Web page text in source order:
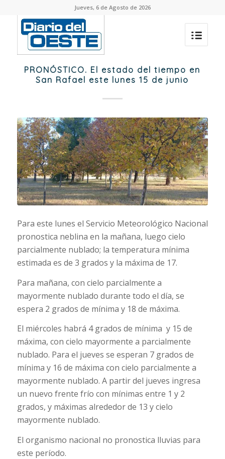
Jueves, 6 de Agosto de 2026
PRONÓSTICO. El estado del tiempo en
San Rafael este lunes 15 de junio
Para este lunes el Servicio Meteorológico Nacional
pronostica neblina en la mañana, luego cielo
parcialmente nublado; la temperatura mínima
estimada es de 3 grados y la máxima de 17.
Para mañana, con cielo parcialmente a
mayormente nublado durante todo el día, se
espera 2 grados de mínima y 18 de máxima.
El miércoles habrá 4 grados de mínima y 15 de
máxima, con cielo mayormente a parcialmente
nublado. Para el jueves se esperan 7 grados de
mínima y 16 de máxima con cielo parcialmente a
mayormente nublado. A partir del jueves ingresa
un nuevo frente frío con mínimas entre 1 y 2
grados, y máximas alrededor de 13 y cielo
mayormente nublado.
El organismo nacional no pronostica lluvias para
este período.